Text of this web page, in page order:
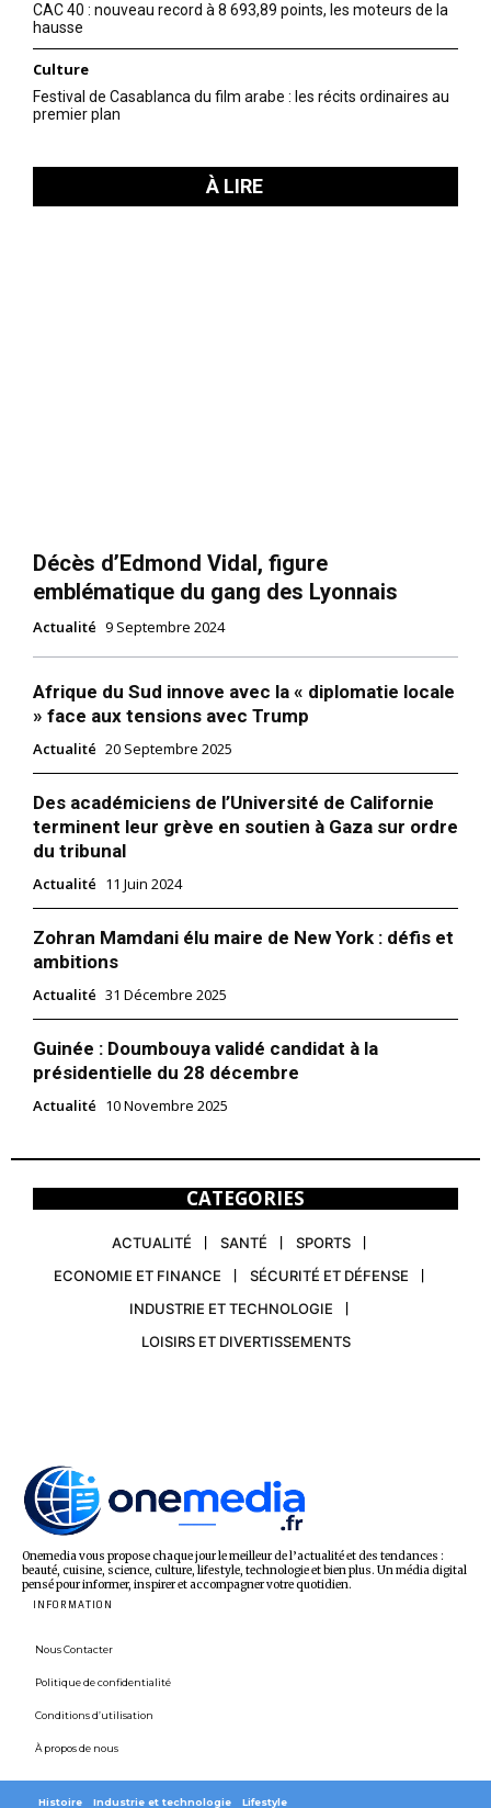
CAC 40 : nouveau record à 8 693,89 points, les moteurs de la
hausse
Culture
Festival de Casablanca du film arabe : les récits ordinaires au
premier plan
À LIRE
Décès d’Edmond Vidal, figure
emblématique du gang des Lyonnais
Actualité 9 Septembre 2024
Afrique du Sud innove avec la « diplomatie locale
» face aux tensions avec Trump
Actualité 20 Septembre 2025
Des académiciens de l’Université de Californie
terminent leur grève en soutien à Gaza sur ordre
du tribunal
Actualité 11 Juin 2024
Zohran Mamdani élu maire de New York : défis et
ambitions
Actualité 31 Décembre 2025
Guinée : Doumbouya validé candidat à la
présidentielle du 28 décembre
Actualité 10 Novembre 2025
CATEGORIES
ACTUALITÉ SANTÉ
SPORTS
ECONOMIE ET FINANCE
SÉCURITÉ ET DÉFENSE
INDUSTRIE ET TECHNOLOGIE
LOISIRS ET DIVERTISSEMENTS
Onemedia vous propose chaque jour le meilleur de l’actualité et des tendances :
beauté, cuisine, science, culture, lifestyle, technologie et bien plus. Un média digital
pensé pour informer, inspirer et accompagner votre quotidien.
INFORMATION
Nous Contacter
Politique de confidentialité
Conditions d’utilisation
À propos de nous
Histoire Industrie et technologie Lifestyle